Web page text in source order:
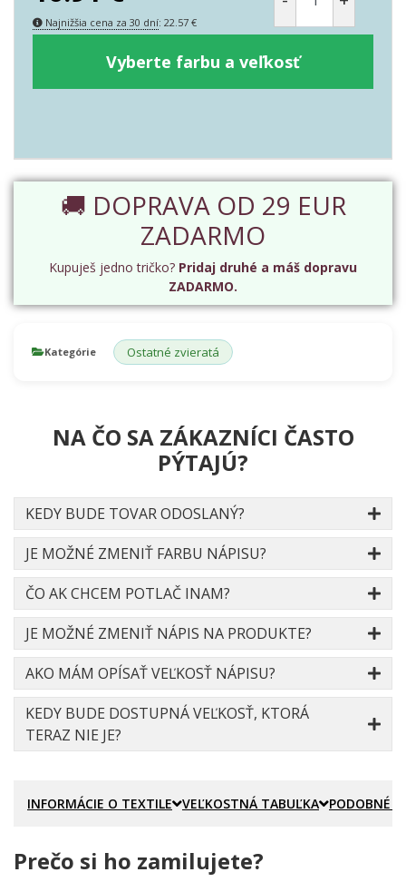
Najnižšia cena za 30 dní: 22.57 €
Vyberte farbu a veľkosť
🚚 DOPRAVA OD 29 EUR
ZADARMO
Kupuješ jedno tričko? Pridaj druhé a máš dopravu
ZADARMO.
Kategórie Ostatné zvieratá
NA ČO SA ZÁKAZNÍCI ČASTO
PÝTAJÚ?
KEDY BUDE TOVAR ODOSLANÝ?
JE MOŽNÉ ZMENIŤ FARBU NÁPISU?
ČO AK CHCEM POTLAČ INAM?
JE MOŽNÉ ZMENIŤ NÁPIS NA PRODUKTE?
AKO MÁM OPÍSAŤ VEĽKOSŤ NÁPISU?
KEDY BUDE DOSTUPNÁ VEĽKOSŤ, KTORÁ
TERAZ NIE JE?
INFORMÁCIE O TEXTILE VEĽKOSTNÁ TABUĽKA PODOBNÉ
Prečo si ho zamilujete?